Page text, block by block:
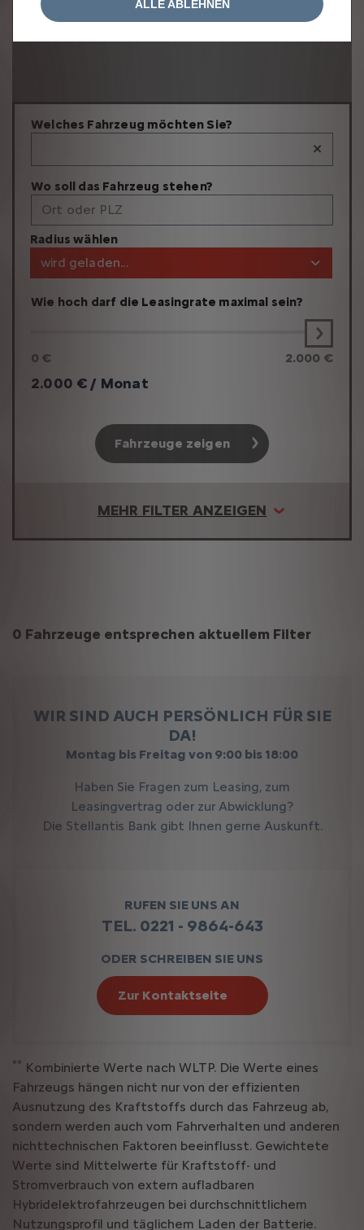
Welches Fahrzeug möchten Sie?
×
Wo soll das Fahrzeug stehen?
Ort oder PLZ
Radius wählen
wird geladen...
Wie hoch darf die Leasingrate maximal sein?
0 € 2.000 €
2.000 € / Monat
Fahrzeuge zeigen
MEHR FILTER ANZEIGEN
Suchergebnisse
0 Fahrzeuge entsprechen aktuellem Filter
WIR SIND AUCH PERSÖNLICH FÜR SIE
DA!
Montag bis Freitag von 9:00 bis 18:00
Haben Sie Fragen zum Leasing, zum
Leasingvertrag oder zur Abwicklung?
Die Stellantis Bank gibt Ihnen gerne Auskunft.
RUFEN SIE UNS AN
TEL. 0221 - 9864-643
ODER SCHREIBEN SIE UNS
Zur Kontaktseite
** Kombinierte Werte nach WLTP. Die Werte eines
Fahrzeugs hängen nicht nur von der effizienten
Ausnutzung des Kraftstoffs durch das Fahrzeug ab,
sondern werden auch vom Fahrverhalten und anderen
nichttechnischen Faktoren beeinflusst. Gewichtete
Werte sind Mittelwerte für Kraftstoff- und
Stromverbrauch von extern aufladbaren
Hybridelektrofahrzeugen bei durchschnittlichem
Nutzungsprofil und täglichem Laden der Batterie.
ALLE ABLEHNEN